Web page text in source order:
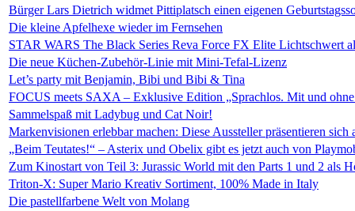
Bürger Lars Dietrich widmet Pittiplatsch einen eigenen
Die kleine Apfelhexe wieder im Fernsehen
STAR WARS The Black Series Reva Force FX Elite Lichtschwert
Die neue Küchen-Zubehör-Linie mit Mini-Tefal-Lizenz
Let’s party mit Benjamin, Bibi und Bibi & Tina
FOCUS meets SAXA – Exklusive Edition „Sprachlos. Mit und
Sammelspaß mit Ladybug und Cat Noir!
Markenvisionen erlebbar machen: Diese Aussteller präsentieren
„Beim Teutates!“ – Asterix und Obelix gibt es jetzt auch von
Zum Kinostart von Teil 3: Jurassic World mit den Parts 1 und 2 als
Triton-X: Super Mario Kreativ Sortiment, 100% Made in Italy
Die pastellfarbene Welt von Molang